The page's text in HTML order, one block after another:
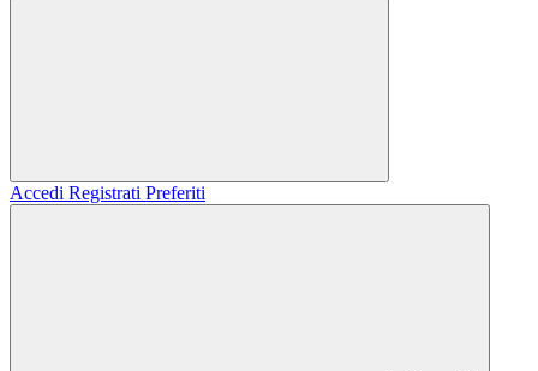
Accedi Registrati Preferiti